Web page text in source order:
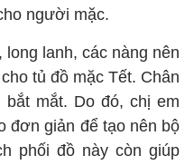
người mặc.
lanh, các nàng nên
tủ đồ mặc Tết. Chân
mắt. Do đó, chị em
đơn giản để tạo nên bộ
phối đồ này còn giúp